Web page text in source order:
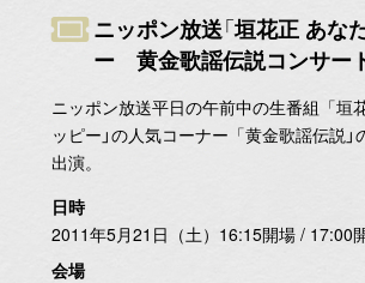
ニッポン放送「垣花正 あな
ー 黄金歌謡伝説コンサート
ニッポン放送平日の午前中の生番組「垣
ッピー」の人気コーナー「黄金歌謡伝説」
出演。
日時
2011年5月21日（土）16:15開場 / 17:00
会場